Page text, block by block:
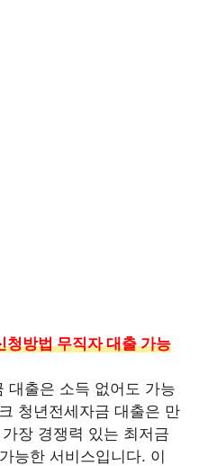
청방법 무직자 대출 가능
대출은 소득 없어도 가능
청년전세자금 대출은 만
장 경쟁력 있는 최저금
능한 서비스입니다. 이